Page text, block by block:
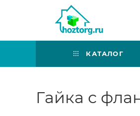
КАТАЛОГ
Гайка с